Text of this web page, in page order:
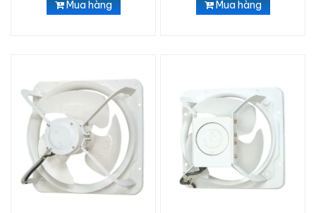
Mua hàng Mua hàng